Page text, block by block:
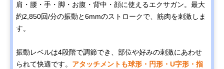
肩・腰・手・脚・お腹・背中・顔に使えるエクサガン。最大
約2,850回/分の振動と6mmのストロークで、筋肉を刺激しま
す。
振動レベルは4段階で調節でき、部位や好みの刺激にあわせ
られて快適です。 アタッチメントも球形・円形・U字形・指